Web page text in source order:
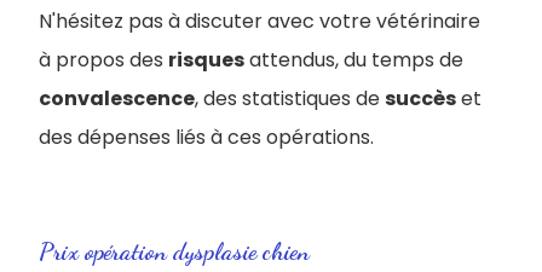
N'hésitez pas à discuter avec votre vétérinaire
à propos des risquesattendus, du temps de
convalescence, des statistiques desuccèset
des dépenses liés à ces opérations.
Prix opération dysplasie chien